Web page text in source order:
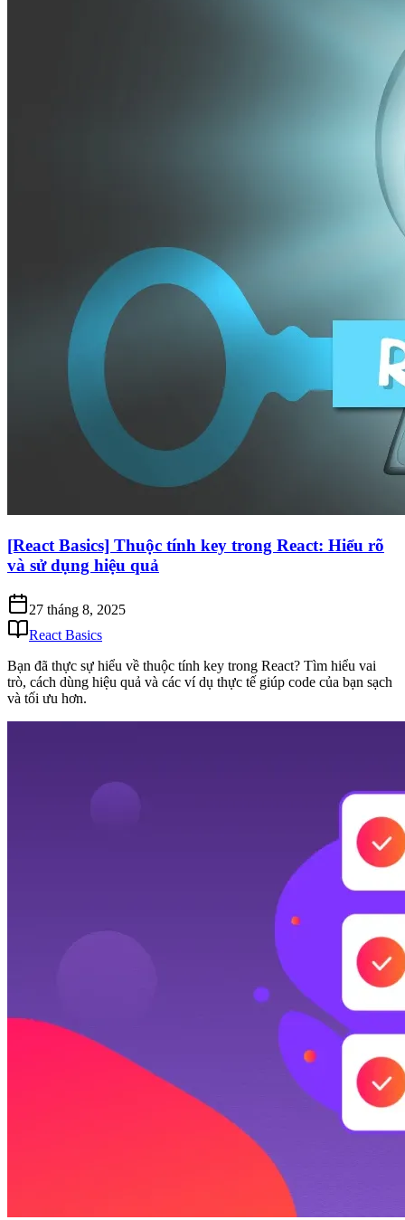
[React Basics] Thuộc tính key trong React: Hiểu rõ
và sử dụng hiệu quả
27 tháng 8, 2025
React Basics
Bạn đã thực sự hiểu về thuộc tính key trong React? Tìm hiểu vai
trò, cách dùng hiệu quả và các ví dụ thực tế giúp code của bạn sạch
và tối ưu hơn.